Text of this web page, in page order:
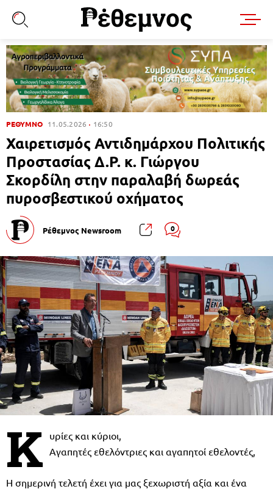
ΡΕΘΥΜΝΟ 11.05.2026 16:50
Χαιρετισμός Αντιδημάρχου Πολιτικής
Προστασίας Δ.Ρ. κ. Γιώργου
Σκορδίλη στην παραλαβή δωρεάς
πυροσβεστικού οχήματος
Ρέθεμνος Newsroom 0
Κ υρίες και κύριοι,
Αγαπητές εθελόντριες και αγαπητοί εθελοντές,
Η σημερινή τελετή έχει για μας ξεχωριστή αξία και ένα